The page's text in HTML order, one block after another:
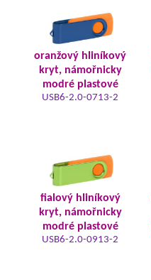
oranžový hliníkový
kryt, námořnicky
modré plastové
USB6-2.0-0713-2
fialový hliníkový
kryt, námořnicky
modré plastové
USB6-2.0-0913-2